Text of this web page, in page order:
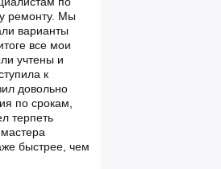
ремонту. Мы
варианты
все мои
учтены и
к
довольно
по срокам,
терпеть
быстрее, чем